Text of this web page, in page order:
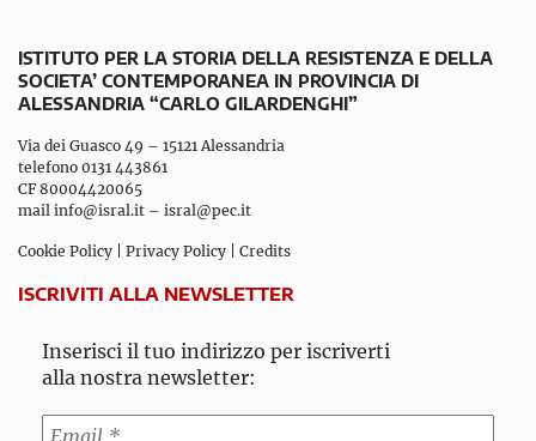
ISTITUTO PER LA STORIA DELLA RESISTENZA E DELLA
SOCIETA’ CONTEMPORANEA IN PROVINCIA DI
ALESSANDRIA “CARLO GILARDENGHI”
Via dei Guasco 49 – 15121 Alessandria
telefono 0131 443861
CF 80004420065
mail info@isral.it – isral@pec.it
Cookie Policy Privacy Policy Credits
ISCRIVITI ALLA NEWSLETTER
Inserisci il tuo indirizzo per iscriverti
alla nostra newsletter: